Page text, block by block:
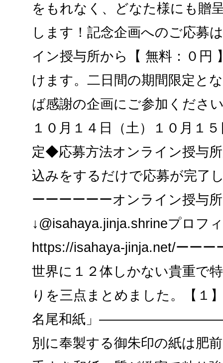
をもれなく、どなた様にも贈
します！記念企画へのご応募
イン授与所から【 無料：０円
けます。二日間の期間限定と
ば感謝の企画にご参加くださ
１０月１４日（土）１０月１
定◆応募方法オンライン授与
込みをするだけで応募が完了
ーーーーーーオンライン授与
↓@isahaya.jinja.shrineプロフ
https://isahaya-jinja.net/ーーー
世界に１２体しかない貴重で
りを三点まとめました。【１
名尾和紙」
別に奉製する御朱印の紙は肥